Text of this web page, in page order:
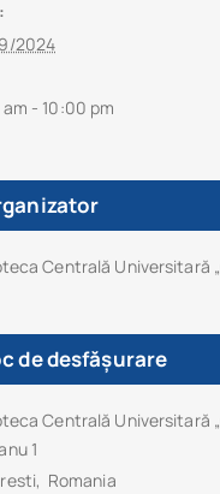
2024
am - 10:00 pm
Centrală Universitară
de desfășurare
Centrală Universitară
1
, Romania